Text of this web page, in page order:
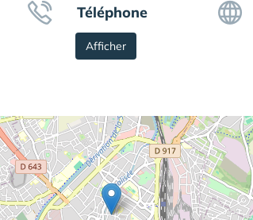
Téléphone
Afficher